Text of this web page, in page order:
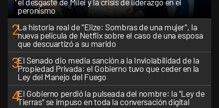
peronismo
2La historia real de "Elize: Sombras de una mujer", la
nueva película de Netflix sobre el caso de una esposa
que descuartizó a su marido
3El Senado dio media sanción a la Inviolabilidad de la
Propiedad Privada: el Gobierno tuvo que ceder en la
Ley del Manejo del Fuego
4El Gobierno perdió la pulseada del nombre: la "Ley de
Tierras" se impuso en toda la conversación digital